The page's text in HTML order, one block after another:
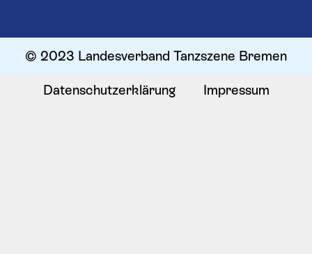
© 2023 Landesverband Tanzszene Bremen
Datenschutzerklärung Impressum